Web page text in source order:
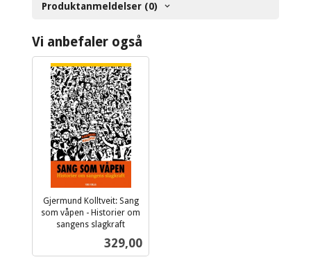
Produktanmeldelser (0)
Vi anbefaler også
Gjermund Kolltveit: Sang
som våpen - Historier om
sangens slagkraft
Pris
329,00